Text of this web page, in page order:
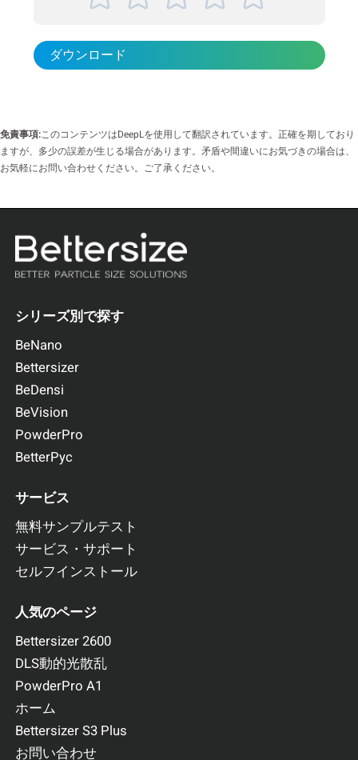
ダウンロード
免責事項:このコンテンツはDeepLを使用して翻訳されています。正確を期しており
ますが、多少の誤差が生じる場合があります。矛盾や間違いにお気づきの場合は、
お気軽にお問い合わせください。ご了承ください。
シリーズ別で探す
BeNano
Bettersizer
BeDensi
BeVision
PowderPro
BetterPyc
サービス
無料サンプルテスト
サービス・サポート
セルフインストール
人気のページ
Bettersizer 2600
DLS動的光散乱
PowderPro A1
ホーム
Bettersizer S3 Plus
お問い合わせ